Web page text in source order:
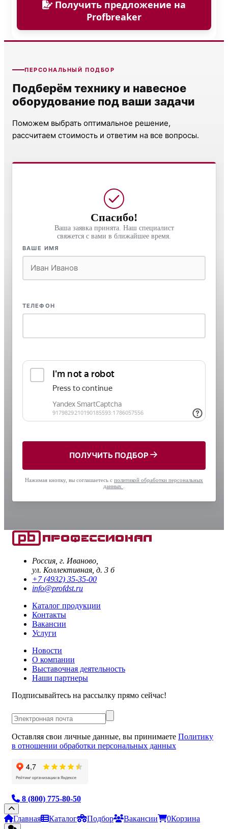
Получить предложение на
Profbreaker
ПЕРСОНАЛЬНЫЙ ПОДБОР
Подберём технику и навесное
оборудование под ваши задачи
Поможем выбрать оптимальное решение,
рассчитаем стоимость и ответим на все вопросы.
Спасибо!
Ваша заявка принята. Наш специалист
свяжется с вами в ближайшее время.
ВАШЕ ИМЯ
ТЕЛЕФОН
ПОЛУЧИТЬ ПОДБОР
Нажимая кнопку, вы соглашаетесь с политикой обработки персональных
данных
Россия, г. Иваново,
ул. Коллективная, д. 3 б
+7 (4932) 35-35-00
info@profdst.ru
Каталог продукции
Контакты
Вакансии
Услуги
Новости
О компании
Выставочная деятельность
Наши партнеры
Подписывайтесь на рассылку прямо сейчас!
Оставляя свои личные данные, вы принимаете Политику
в отношении обработки персональных данных
8 (800) 775-80-50
Главная Каталог Подбор Вакансии 0Корзина